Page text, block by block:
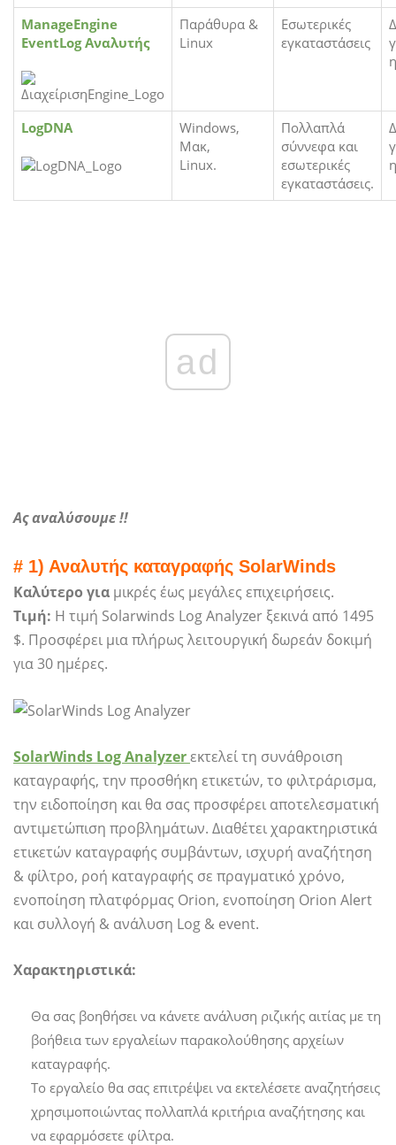
ManageEngine
EventLog Αναλυτής
Παράθυρα &
Linux
Εσωτερικές
εγκαταστάσεις
LogDNA
Windows,
Μακ,
Linux.
Πολλαπλά
σύννεφα και
εσωτερικές
εγκαταστάσεις.
ad
Ας αναλύσουμε !!
# 1) Αναλυτής καταγραφής SolarWinds
Καλύτερο για μικρές έως μεγάλες επιχειρήσεις.
Τιμή: Η τιμή Solarwinds Log Analyzer ξεκινά από 1495
$. Προσφέρει μια πλήρως λειτουργική δωρεάν δοκιμή
για 30 ημέρες.
SolarWinds Log Analyzerεκτελεί τη συνάθροιση
καταγραφής, την προσθήκη ετικετών, το φιλτράρισμα,
την ειδοποίηση και θα σας προσφέρει αποτελεσματική
αντιμετώπιση προβλημάτων. Διαθέτει χαρακτηριστικά
ετικετών καταγραφής συμβάντων, ισχυρή αναζήτηση
& φίλτρο, ροή καταγραφής σε πραγματικό χρόνο,
ενοποίηση πλατφόρμας Orion, ενοποίηση Orion Alert
και συλλογή & ανάλυση Log & event.
Χαρακτηριστικά:
Θα σας βοηθήσει να κάνετε ανάλυση ριζικής αιτίας με τη
βοήθεια των εργαλείων παρακολούθησης αρχείων
καταγραφής.
Το εργαλείο θα σας επιτρέψει να εκτελέσετε αναζητήσεις
χρησιμοποιώντας πολλαπλά κριτήρια αναζήτησης και
να εφαρμόσετε φίλτρα.